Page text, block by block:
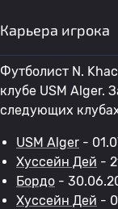
Карьера игрока
Футболист N.
клубе USM Alger.
следующих
USM Alger -
Хуссейн Дей -
Бордо -
Хуссейн Дей -